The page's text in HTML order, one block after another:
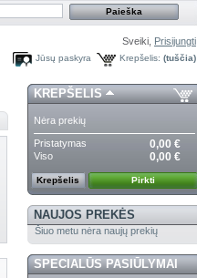
Sveiki, Prisijungti
Krepšelis: (tuščia)
Jūsų paskyra
KREPŠELIS
Nėra prekių
Pristatymas 0,00 €
Viso 0,00 €
Krepšelis Pirkti
NAUJOS PREKĖS
Šiuo metu nėra naujų prekių
SPECIALŪS PASIŪLYMAI